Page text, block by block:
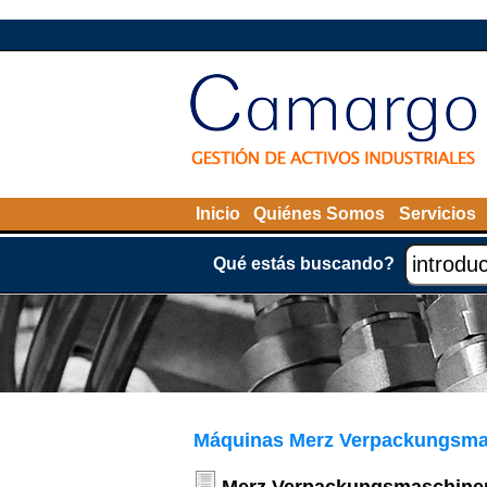
Inicio Quiénes Somos Servicios
Qué estás buscando?
Máquinas Merz